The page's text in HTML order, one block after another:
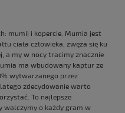
mumii i kopercie. Mumia jest
ciała człowieka, zwęża się ku
a my w nocy tracimy znacznie
ma wbudowany kaptur ze
wytwarzanego przez
zdecydowanie warto
To najlepsze
walczymy o każdy gram w